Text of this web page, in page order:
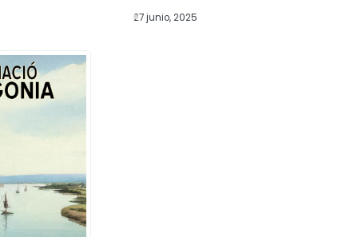
27 junio, 2025